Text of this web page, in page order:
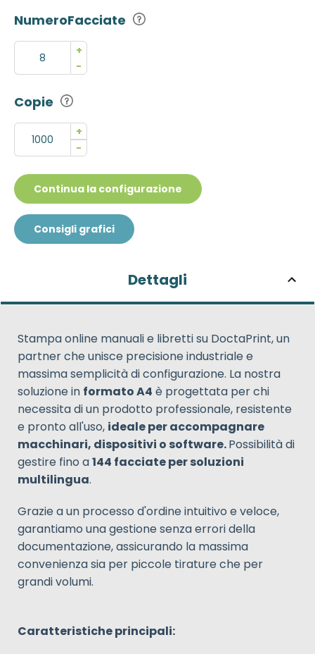
NumeroFacciate
+
-
Copie
+
-
Continua la configurazione
Consigli grafici
Dettagli
Stampa online manuali e libretti su DoctaPrint, un
partner che unisce precisione industriale e
massima semplicità di configurazione. La nostra
soluzione in formato A4 è progettata per chi
necessita di un prodotto professionale, resistente
e pronto all'uso, ideale per accompagnare
macchinari, dispositivi o software.Possibilità di
gestire fino a144 facciate per soluzioni
multilingua.
Grazie a un processo d'ordine intuitivo e veloce,
garantiamo una gestione senza errori della
documentazione, assicurando la massima
convenienza sia per piccole tirature che per
grandi volumi.
Caratteristiche principali: